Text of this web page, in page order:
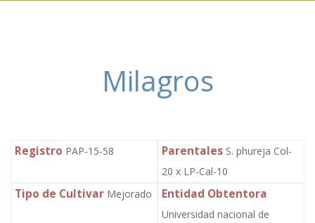
Milagros
Registro PAP-15-58 Parentales S. phureja Col-
20 x LP-Cal-10
Tipo de Cultivar Mejorado Entidad Obtentora
Universidad nacional de